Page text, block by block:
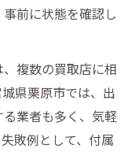
前に状態を確認し
複数の買取店に相
県栗原市では、出
業者も多く、気軽
敗例として、付属